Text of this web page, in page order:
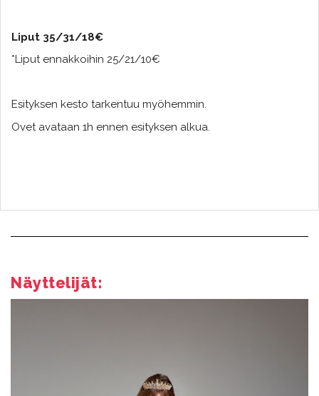
Liput 35/31/18€
*Liput ennakkoihin 25/21/10€
Esityksen kesto tarkentuu myöhemmin.
Ovet avataan 1h ennen esityksen alkua.
Näyttelijät: